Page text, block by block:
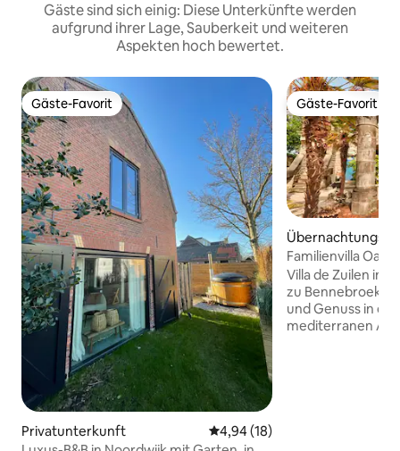
Gäste sind sich einig: Diese Unterkünfte werden
aufgrund ihrer Lage, Sauberkeit und weiteren
Aspekten hoch bewertet.
Gäste-Favorit
Gäste-Favorit
Privatunterkunft Durchschnittliche Bewertung:
4,94 (18)
Gäste-Favorit
Gäste-Favorit
Familienvilla
Villa de Zuilen in
zu Bennebroek,
und Genuss in
mediterranen